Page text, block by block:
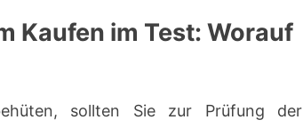
Kaufen im Test: Worauf
sollten Sie zur Prüfung der